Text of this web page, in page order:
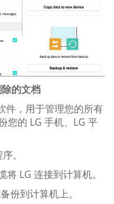
的文档
件，用于管理您的所有
您的 LG 手机、LG 平
。
LG 连接到计算机。
份到计算机上。